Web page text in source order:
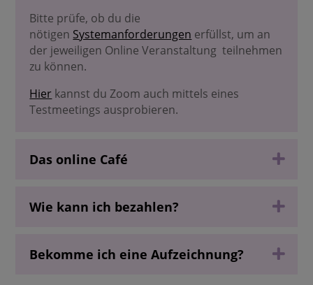
Bitte prüfe, ob du die
nötigen Systemanforderungen erfüllst, um an
der jeweiligen Online Veranstaltung teilnehmen
zu können.
Hier kannst du Zoom auch mittels eines
Testmeetings ausprobieren.
Das online Café
Wie kann ich bezahlen?
Bekomme ich eine Aufzeichnung?